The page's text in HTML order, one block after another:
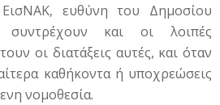
ευθύνη του Δημοσίου
συντρέχουν και οι λοιπές
οι διατάξεις αυτές, και όταν
καθήκοντα ή υποχρεώσεις
νομοθεσία.